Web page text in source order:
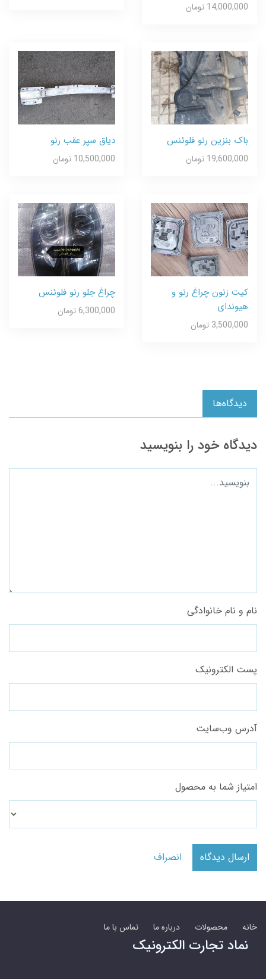
14,000,000 تومان
باک بنزین رنو فلوئنس
19,600,000 تومان
دیاق سپر عقب رنو
10,500,000 تومان
کیت زنون چراغ رنو و
هیوندای
3,500,000 تومان
چراغ جلو رنو فلوئنس
6,300,000 تومان
دیدگاه‌ها
دیدگاه خود را بنویسید
نام و نام خانوادگی
پست الکترونیک
آدرس وب‌سایت
امتیاز شما به محصول
ارسال دیدگاه انصراف
خانه محصولات درباره ما تماس با ما
نماد تجارت الکترونیک